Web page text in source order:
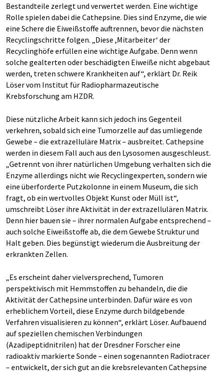
Bestandteile zerlegt und verwertet werden. Eine wichtige
Rolle spielen dabei die Cathepsine. Dies sind Enzyme, die wie
eine Schere die Eiweißstoffe auftrennen, bevor die nächsten
Recyclingschritte folgen. „Diese ,Mitarbeiter‘ der
Recyclinghöfe erfüllen eine wichtige Aufgabe. Denn wenn
solche gealterten oder beschädigten Eiweiße nicht abgebaut
werden, treten schwere Krankheiten auf“, erklärt Dr. Reik
Löser vom Institut für Radiopharmazeutische
Krebsforschung am HZDR.
Diese nützliche Arbeit kann sich jedoch ins Gegenteil
verkehren, sobald sich eine Tumorzelle auf das umliegende
Gewebe – die extrazelluläre Matrix – ausbreitet. Cathepsine
werden in diesem Fall auch aus den Lysosomen ausgeschleust.
„Getrennt von ihrer natürlichen Umgebung verhalten sich die
Enzyme allerdings nicht wie Recyclingexperten, sondern wie
eine überforderte Putzkolonne in einem Museum, die sich
fragt, ob ein wertvolles Objekt Kunst oder Müll ist“,
umschreibt Löser ihre Aktivität in der extrazellulären Matrix.
Denn hier bauen sie – ihrer normalen Aufgabe entsprechend –
auch solche Eiweißstoffe ab, die dem Gewebe Struktur und
Halt geben. Dies begünstigt wiederum die Ausbreitung der
erkrankten Zellen.
„Es erscheint daher vielversprechend, Tumoren
perspektivisch mit Hemmstoffen zu behandeln, die die
Aktivität der Cathepsine unterbinden. Dafür wäre es von
erheblichem Vorteil, diese Enzyme durch bildgebende
Verfahren visualisieren zu können“, erklärt Löser. Aufbauend
auf speziellen chemischen Verbindungen
(Azadipeptidnitrilen) hat der Dresdner Forscher eine
radioaktiv markierte Sonde – einen sogenannten Radiotracer
– entwickelt, der sich gut an die krebsrelevanten Cathepsine